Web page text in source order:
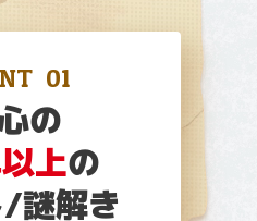
01
の
上の
謎解き